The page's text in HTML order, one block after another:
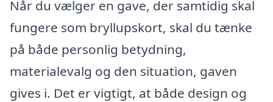
Når du vælger en gave, der samtidig skal
fungere som bryllupskort, skal du tænke
på både personlig betydning,
materialevalg og den situation, gaven
gives i. Det er vigtigt, at både design og